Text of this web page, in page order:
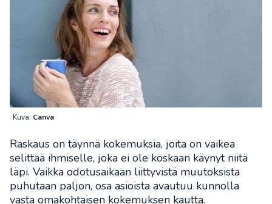
Kuva: Canva
Raskaus on täynnä kokemuksia, joita on vaikea
selittää ihmiselle, joka ei ole koskaan käynyt niitä
läpi. Vaikka odotusaikaan liittyvistä muutoksista
puhutaan paljon, osa asioista avautuu kunnolla
vasta omakohtaisen kokemuksen kautta.